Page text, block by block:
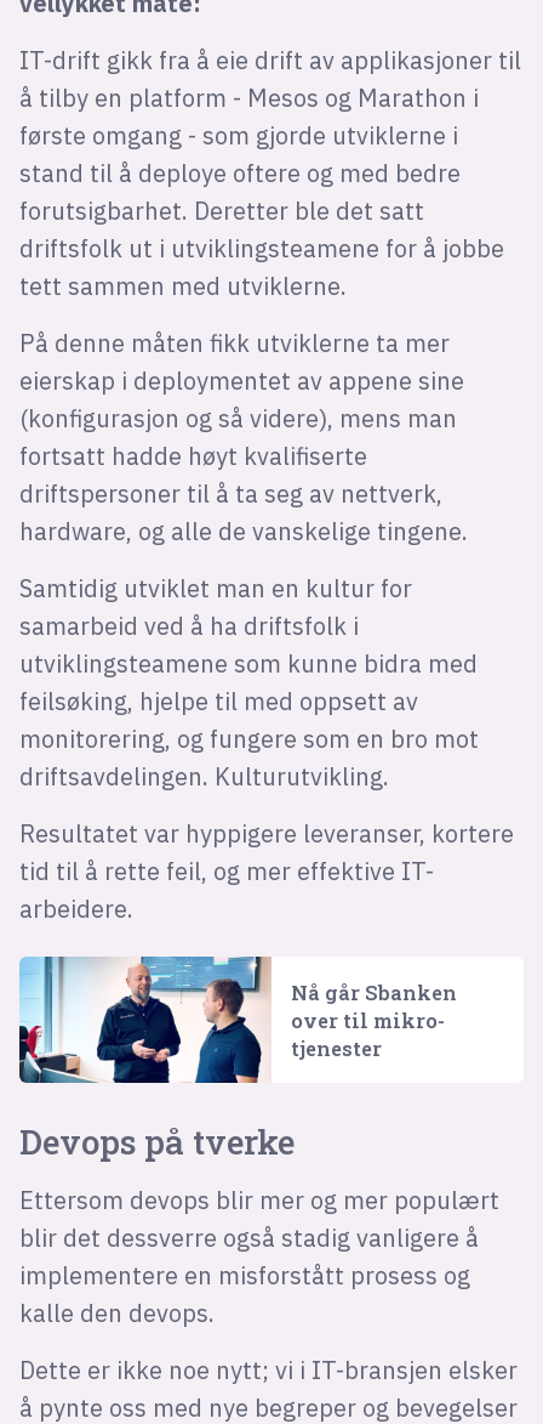
IT-drift gikk fra å eie drift av applikasjoner til
å tilby en platform - Mesos og Marathon i
første omgang - som gjorde utviklerne i
stand til å deploye oftere og med bedre
forutsigbarhet. Deretter ble det satt
driftsfolk ut i utviklingsteamene for å jobbe
tett sammen med utviklerne.
På denne måten fikk utviklerne ta mer
eierskap i deploymentet av appene sine
(konfigurasjon og så videre), mens man
fortsatt hadde høyt kvalifiserte
driftspersoner til å ta seg av nettverk,
hardware, og alle de vanskelige tingene.
Samtidig utviklet man en kultur for
samarbeid ved å ha driftsfolk i
utviklingsteamene som kunne bidra med
feilsøking, hjelpe til med oppsett av
monitorering, og fungere som en bro mot
driftsavdelingen. Kulturutvikling.
Resultatet var hyppigere leveranser, kortere
tid til å rette feil, og mer effektive IT-
arbeidere.
Nå går Sbanken
over til mikro­
tjenester
Devops på tverke
Ettersom devops blir mer og mer populært
blir det dessverre også stadig vanligere å
implementere en misforstått prosess og
kalle den devops.
Dette er ikke noe nytt; vi i IT-bransjen elsker
å pynte oss med nye begreper og bevegelser